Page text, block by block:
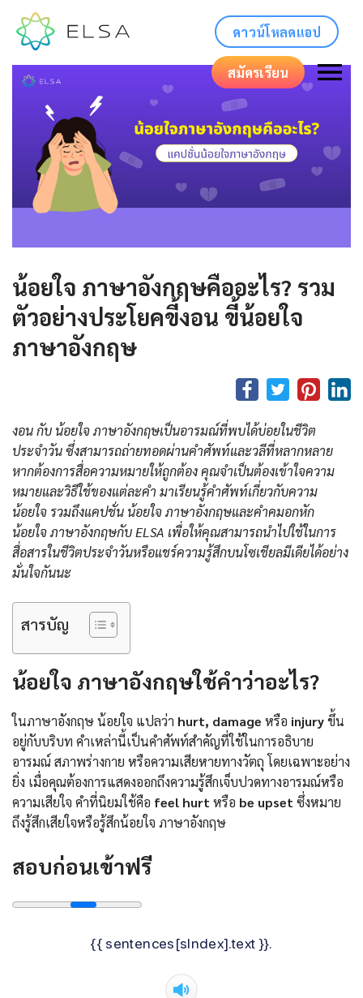
ดาวน์โหลดแอป
สมัครเรียน
น้อยใจ ภาษาอังกฤษคืออะไร? รวม
ตัวอย่างประโยคขี้งอน ขี้น้อยใจ
ภาษาอังกฤษ
งอน กับ น้อยใจ ภาษาอังกฤษเป็นอารมณ์ที่พบได้บ่อยในชีวิต
ประจำวัน ซึ่งสามารถถ่ายทอดผ่านคำศัพท์และวลีที่หลากหลาย
หากต้องการสื่อความหมายให้ถูกต้อง คุณจำเป็นต้องเข้าใจความ
หมายและวิธีใช้ของแต่ละคำ มาเรียนรู้คำศัพท์เกี่ยวกับความ
น้อยใจ รวมถึงแคปชั่น น้อยใจ ภาษาอังกฤษและคําคมอกหัก
น้อยใจ ภาษาอังกฤษกับ ELSA เพื่อให้คุณสามารถนำไปใช้ในการ
สื่อสารในชีวิตประจำวันหรือแชร์ความรู้สึกบนโซเชียลมีเดียได้อย่าง
มั่นใจกันนะ
สารบัญ
น้อยใจ ภาษาอังกฤษใช้คำว่าอะไร?
ในภาษาอังกฤษ น้อยใจ แปลว่า hurt, damage หรือ injuryขึ้น
อยู่กับบริบท คำเหล่านี้เป็นคำศัพท์สำคัญที่ใช้ในการอธิบาย
อารมณ์ สภาพร่างกาย หรือความเสียหายทางวัตถุ โดยเฉพาะอย่าง
ยิ่ง เมื่อคุณต้องการแสดงออกถึงความรู้สึกเจ็บปวดทางอารมณ์หรือ
ความเสียใจ คำที่นิยมใช้คือ feel hurt หรือ be upset ซึ่งหมาย
ถึงรู้สึกเสียใจหรือรู้สึกน้อยใจ ภาษาอังกฤษ
สอบก่อนเข้าฟรี
{{ sentences[sIndex].text }}.